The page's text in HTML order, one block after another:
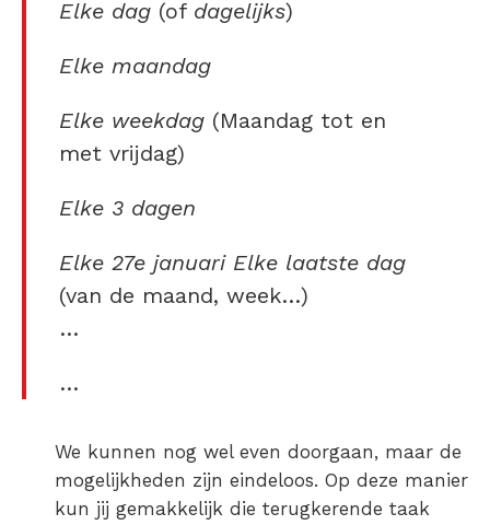
Elke dag (of dagelijks)
Elke maandag
Elke weekdag (Maandag tot en
met vrijdag)
Elke 3 dagen
Elke 27e januari Elke laatste dag
(van de maand, week…)
…
…
We kunnen nog wel even doorgaan, maar de
mogelijkheden zijn eindeloos. Op deze manier
kun jij gemakkelijk die terugkerende taak